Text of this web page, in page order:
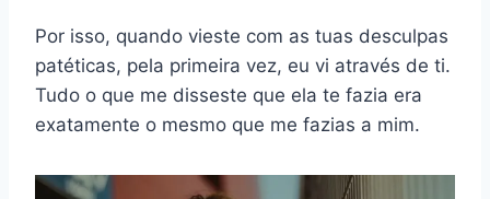
Por isso, quando vieste com as tuas desculpas
patéticas, pela primeira vez, eu vi através de ti.
Tudo o que me disseste que ela te fazia era
exatamente o mesmo que me fazias a mim.